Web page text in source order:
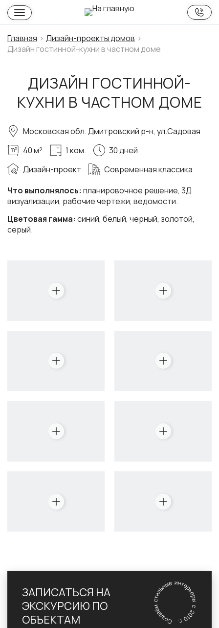
Главная
Дизайн-проекты домов
Дизайн гостинной-кухни в частном доме
ДИЗАЙН ГОСТИННОЙ-
КУХНИ В ЧАСТНОМ ДОМЕ
Что выполнялось: планировочное решение, 3Д
визуализации, рабочие чертежи, ведомости.
Цветовая гамма: синий, белый, черный, золотой,
серый.
Московская обл. Дмитровский р-н, ул.Садовая
40 м²
1 ком.
30 дней
Дизайн-проект
Современная классика
ЗАПИСАТЬСЯ НА
ЭКСКУРСИЮ ПО
ОБЪЕКТАМ